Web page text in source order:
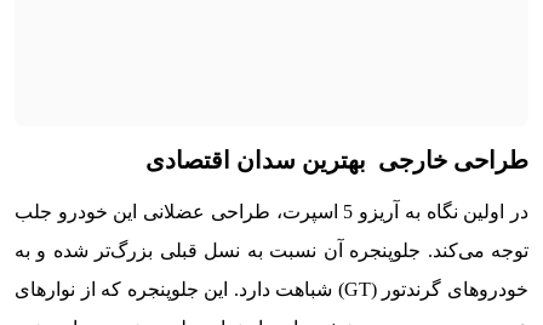
طراحی خارجی بهترین سدان اقتصادی
در اولین نگاه به آریزو 5 اسپرت، طراحی عضلانی این خودرو جلب
توجه می‌کند. جلوپنجره آن نسبت به نسل قبلی بزرگ‌تر شده و به
خودروهای گرندتور (GT) شباهت دارد. این جلوپنجره که از نوارهای